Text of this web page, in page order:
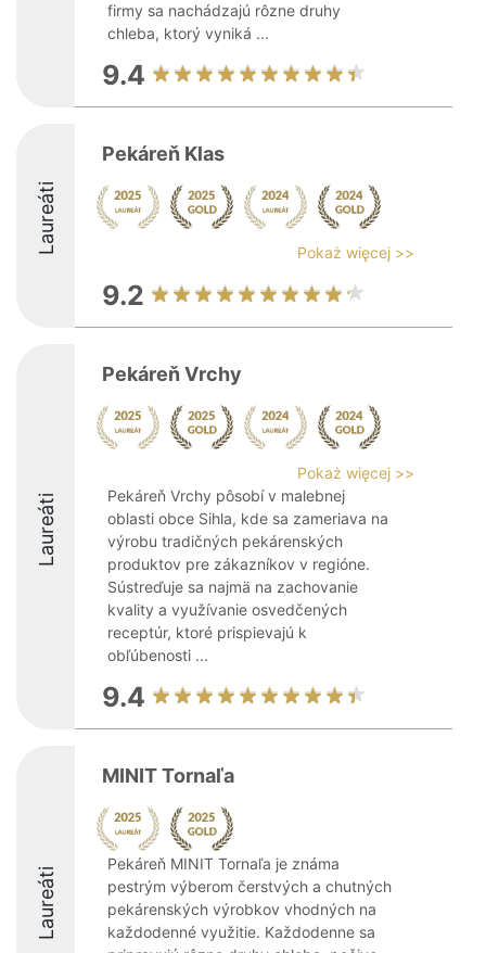
firmy sa nachádzajú rôzne druhy
chleba, ktorý vyniká ...
9.4
Laureáti
Pekáreň Klas
Pokaż więcej >>
9.2
Laureáti
Pekáreň Vrchy
Pokaż więcej >>
Pekáreň Vrchy pôsobí v malebnej
oblasti obce Sihla, kde sa zameriava na
výrobu tradičných pekárenských
produktov pre zákazníkov v regióne.
Sústreďuje sa najmä na zachovanie
kvality a využívanie osvedčených
receptúr, ktoré prispievajú k
obľúbenosti ...
9.4
Laureáti
MINIT Tornaľa
Pekáreň MINIT Tornaľa je známa
pestrým výberom čerstvých a chutných
pekárenských výrobkov vhodných na
každodenné využitie. Každodenne sa